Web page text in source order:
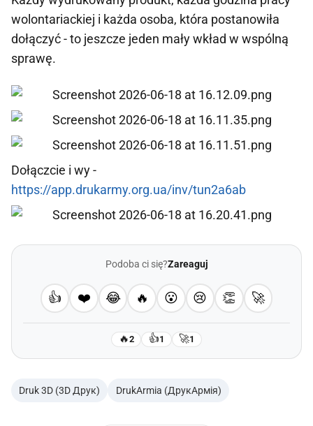
wolontariackiej i każda osoba, która postanowiła
dołączyć - to jeszcze jeden mały wkład w wspólną
sprawę.
Dołączcie i wy -
https://app.drukarmy.org.ua/inv/tun2a6ab
Podoba ci się?Zareaguj
👍 ❤️ 😂 🔥 😮 😢 👏 🚀
🔥2 👍1 🚀1
Druk 3D (3D Друк) DrukArmia (ДрукАрмія)